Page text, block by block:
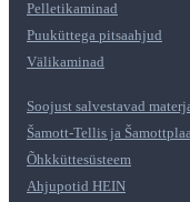
Pelletikaminad
Puuküttega pitsaahjud
Välikaminad
Soojust salvestavad
Šamott-Tellis ja
Õhkküttesüsteem
Ahjupotid HEIN